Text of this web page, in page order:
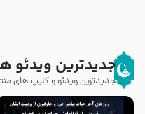
جدیدترین ویدئو
جدیدترین ویدئو و کلیپ های